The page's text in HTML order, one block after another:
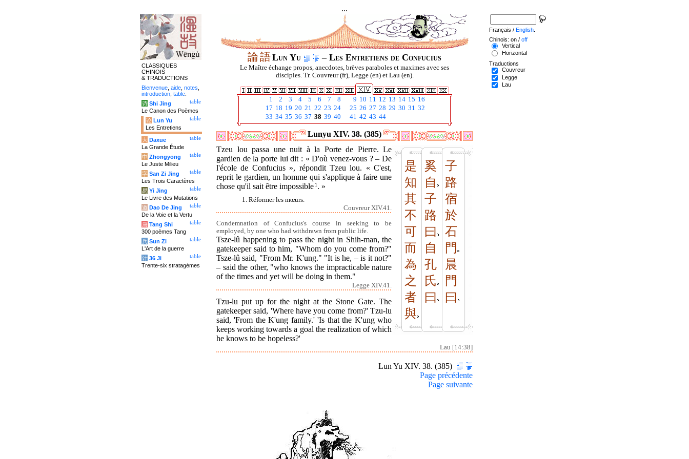
...
論語Lun Yu – Les Entretiens de Confucius
Le Maître échange propos, anecdotes, brèves paraboles et maximes avec ses
disciples. Tr. Couvreur (fr), Legge (en) et Lau (en).
1 2 3 4 5 6 7 8 9 10 11 12 13 14 15 16
17 18 19 20 21 22 23 24 25 26 27 28 29 30 31 32
33 34 35 36 37 38 39 40 41 42 43 44
Lunyu XIV. 38. (385)
是
知
其
不
可
而
為
之
者
與
奚
自
子
路
曰
自
孔
氏
曰
子
路
宿
於
石
門
晨
門
曰
Tzeu lou passa une nuit à la Porte de Pierre. Le
gardien de la porte lui dit : « D'où venez-vous ? – De
l'école de Confucius », répondit Tzeu lou. « C'est,
reprit le gardien, un homme qui s'applique à faire une
chose qu'il sait être impossible 1 . »
1. Réformer les mœurs.
Couvreur XIV.41.
Condemnation of Confucius's course in seeking to be
employed, by one who had withdrawn from public life.
Tsze-lû happening to pass the night in Shih-man, the
gatekeeper said to him, "Whom do you come from?"
Tsze-lû said, "From Mr. K'ung." "It is he, – is it not?"
– said the other, "who knows the impracticable nature
of the times and yet will be doing in them."
Legge XIV.41.
Tzu-lu put up for the night at the Stone Gate. The
gatekeeper said, 'Where have you come from?' Tzu-lu
said, 'From the K'ung family.' 'Is that the K'ung who
keeps working towards a goal the realization of which
he knows to be hopeless?'
Lau [14:38]
Lun Yu XIV. 38. (385)
Page précédente
Page suivante
CLASSIQUES
CHINOIS
& TRADUCTIONS
Bienvenue aide notes
introduction table
table
诗 Shi Jing
Le Canon des Poèmes
table
论 Lun Yu
Les Entretiens
table
大 Daxue
La Grande Étude
table
中 Zhongyong
Le Juste Milieu
table
字 San Zi Jing
Les Trois Caractères
table
易 Yi Jing
Le Livre des Mutations
table
道 Dao De Jing
De la Voie et la Vertu
table
唐 Tang Shi
300 poèmes Tang
table
兵 Sun Zi
L'Art de la guerre
table
计 36 Ji
Trente-six stratagèmes
Français / English
Chinois: on / off
Vertical
Horizontal
Traductions
Couvreur
Legge
Lau